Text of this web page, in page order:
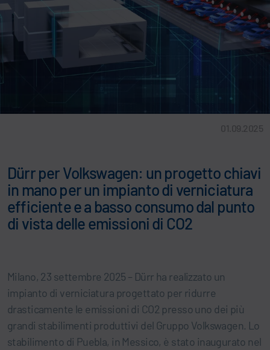
01.09.2025
Dürr per Volkswagen: un progetto chiavi
in mano per un impianto di verniciatura
efficiente e a basso consumo dal punto
di vista delle emissioni di CO2
Milano, 23 settembre 2025 – Dürr ha realizzato un
impianto di verniciatura progettato per ridurre
drasticamente le emissioni di CO2 presso uno dei più
grandi stabilimenti produttivi del Gruppo Volkswagen. Lo
stabilimento di Puebla, in Messico, è stato inaugurato nel